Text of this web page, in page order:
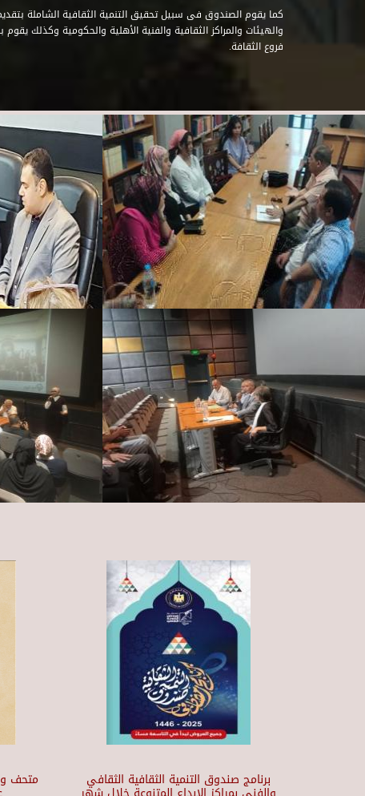
كما يقوم الصندوق فى سبيل تحقيق التنمية الثقافية الشاملة
والهيئات والمراكز الثقافية والفنية الأهلية والحكومية وكذلك
فروع الثقافة.
برنامج صندوق التنمية الثقافية الثقافي